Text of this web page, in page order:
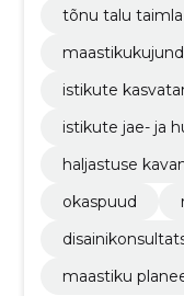
tõnu talu taimla
istikute
istikute jae- ja
haljastuse
okaspuud
maastiku